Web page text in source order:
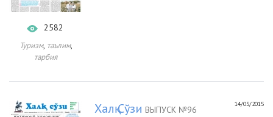
2582
Туризм, таълим,
тарбия
14/05/2015
Халқ Сўзи ВЫПУСК №96